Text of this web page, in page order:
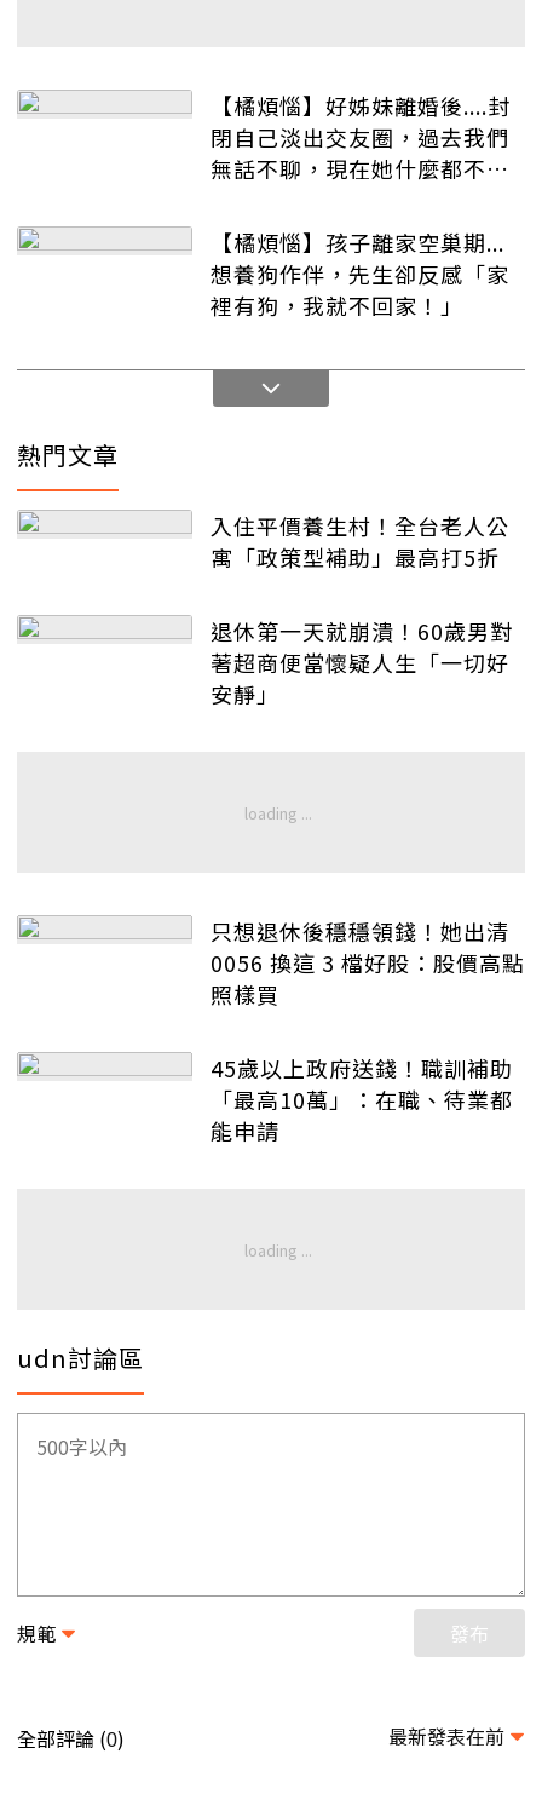
【橘煩惱】好姊妹離婚後....封
閉自己淡出交友圈，過去我們
無話不聊，現在她什麼都不想
【橘煩惱】孩子離家空巢期...
想養狗作伴，先生卻反感「家
裡有狗，我就不回家！」
熱門文章
入住平價養生村！全台老人公
寓「政策型補助」最高打5折
退休第一天就崩潰！60歲男對
著超商便當懷疑人生「一切好
安靜」
只想退休後穩穩領錢！她出清
0056 換這 3 檔好股：股價高點
照樣買
45歲以上政府送錢！職訓補助
「最高10萬」：在職、待業都
能申請
udn討論區
規範 發布
全部評論 (0) 最新發表在前